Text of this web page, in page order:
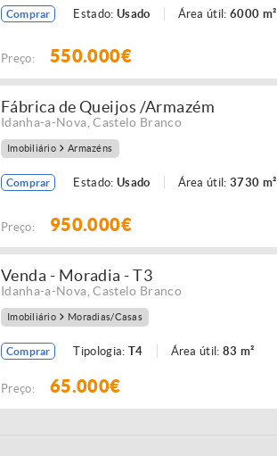
Comprar Estado: Usado Área útil:6000 m²
Preço: 550.000€
Fábrica de Queijos /Armazém
Idanha-a-Nova ,Castelo Branco
Imobiliário Armazéns
Comprar Estado: Usado Área útil:3730 m²
Preço: 950.000€
Venda - Moradia - T3
Idanha-a-Nova ,Castelo Branco
Imobiliário Moradias/Casas
Comprar Tipologia: T4 Área útil:83 m²
Preço: 65.000€